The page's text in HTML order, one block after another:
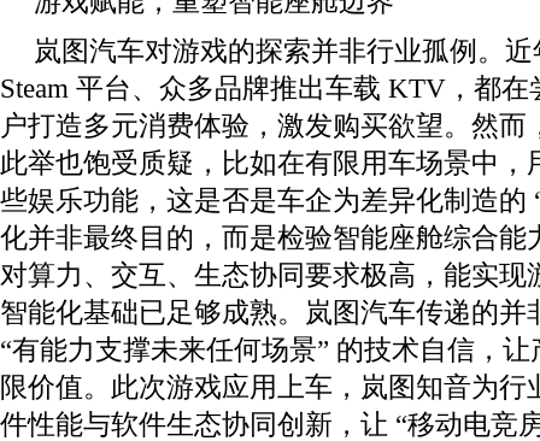
岚图汽车对游戏的探索并非行业孤例。
Steam 平台、众多品牌推出车载 KTV，都
户打造多元消费体验，激发购买欲望。然
此举也饱受质疑，比如在有限用车场景中，
些娱乐功能，这是否是车企为差异化制造的
化并非最终目的，而是检验智能座舱综合能
对算力、交互、生态协同要求极高，能实现
智能化基础已足够成熟。岚图汽车传递的并
“有能力支撑未来任何场景” 的技术自信，
限价值。此次游戏应用上车，岚图知音为行
件性能与软件生态协同创新，让 “移动电竞